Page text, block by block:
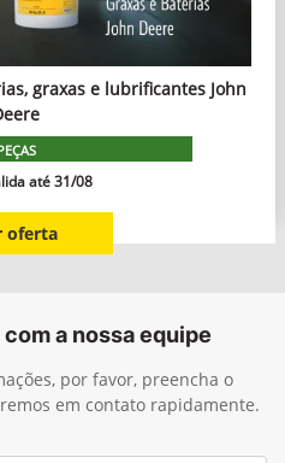
graxas e lubrificantes John
até 31/08
oferta
a nossa equipe
por favor, preencha o
em contato rapidamente.